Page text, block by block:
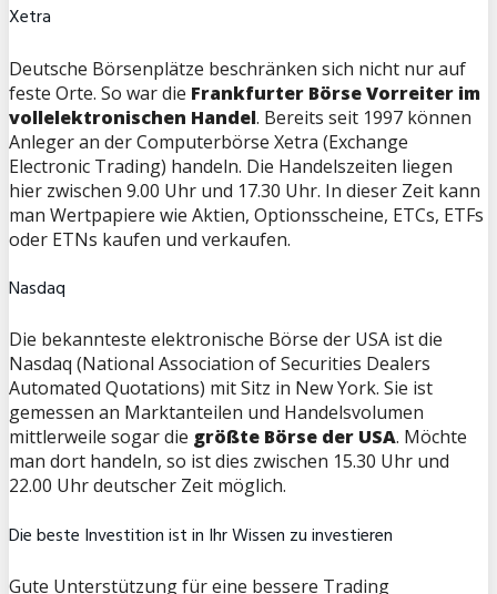
Xetra
Deutsche Börsenplätze beschränken sich nicht nur auf
feste Orte. So war die Frankfurter Börse Vorreiter im
vollelektronischen Handel. Bereits seit 1997 können
Anleger an der Computerbörse Xetra (Exchange
Electronic Trading) handeln. Die Handelszeiten liegen
hier zwischen 9.00 Uhr und 17.30 Uhr. In dieser Zeit kann
man Wertpapiere wie Aktien, Optionsscheine, ETCs, ETFs
oder ETNs kaufen und verkaufen.
Nasdaq
Die bekannteste elektronische Börse der USA ist die
Nasdaq (National Association of Securities Dealers
Automated Quotations) mit Sitz in New York. Sie ist
gemessen an Marktanteilen und Handelsvolumen
mittlerweile sogar die größte Börse der USA. Möchte
man dort handeln, so ist dies zwischen 15.30 Uhr und
22.00 Uhr deutscher Zeit möglich.
Die beste Investition ist in Ihr Wissen zu investieren
Gute Unterstützung für eine bessere Trading